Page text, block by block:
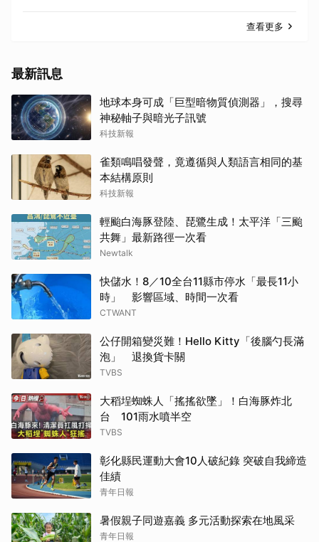
查看更多
最新訊息
地球本身可成「巨型暗物質偵測器」，搜尋
神秘軸子與暗光子訊號
科技新報
雀類鳴唱發聲，竟遵循與人類語言相同的基
本結構原則
科技新報
輕颱白海豚登陸、琵鷺生成！太平洋「三颱
共舞」最新路徑一次看
Newtalk
快儲水！8／10全台11縣市停水「最長11小
時」 影響區域、時間一次看
CTWANT
公仔開箱變災難！Hello Kitty「後腦勺長滿
泡」 退換貨卡關
TVBS
大稻埕蜘蛛人「搖搖欲墜」！白海豚炸北
台 101雨水噴半空
TVBS
彰化縣民運動大會10人破紀錄 突破自我締造
佳績
青年日報
暑假親子同遊嘉義 多元活動探索在地風采
青年日報